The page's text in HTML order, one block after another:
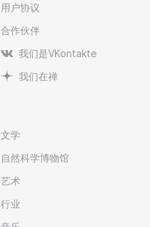
用户协议
合作伙伴
我们是VKontakte
我们在禅
文学
自然科学博物馆
艺术
行业